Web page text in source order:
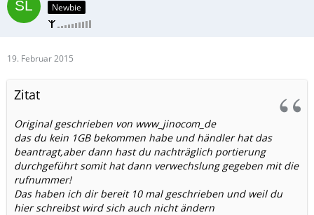
Newbie
19. Februar 2015
Zitat
Original geschrieben von www_jinocom_de
das du kein 1GB bekommen habe und händler hat das
beantragt,aber dann hast du nachträglich portierung
durchgeführt somit hat dann verwechslung gegeben mit die
rufnummer!
Das haben ich dir bereit 10 mal geschrieben und weil du
hier schreibst wird sich auch nicht ändern